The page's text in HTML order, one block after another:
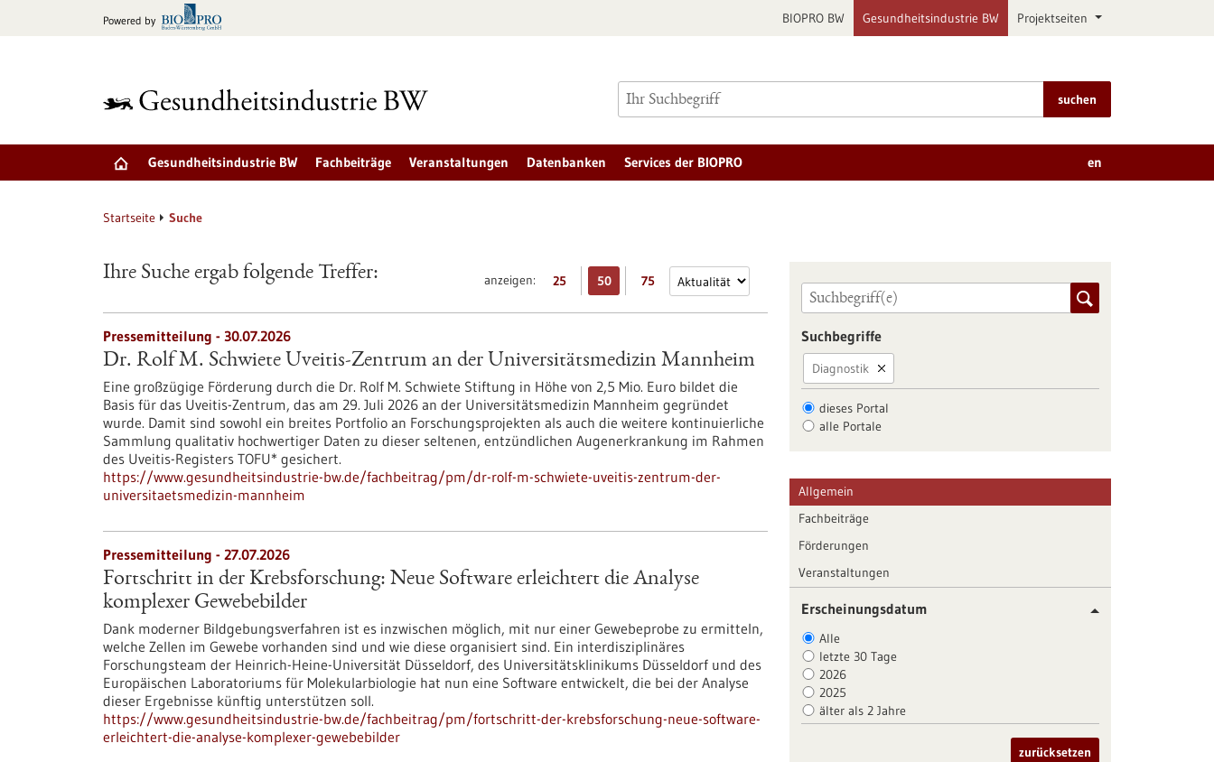
Powered by BIOPRO BW Gesundheitsindustrie BW Projektseiten
suchen
Gesundheitsindustrie BW Fachbeiträge Veranstaltungen Datenbanken Services der BIOPRO en
Startseite Suche
anzeigen: 25 50 75
Ihre Suche ergab folgende Treffer:
Pressemitteilung - 30.07.2026
Dr. Rolf M. Schwiete Uveitis-Zentrum an der Universitätsmedizin Mannheim
Eine großzügige Förderung durch die Dr. Rolf M. Schwiete Stiftung in Höhe von 2,5 Mio. Euro bildet die
Basis für das Uveitis-Zentrum, das am 29. Juli 2026 an der Universitätsmedizin Mannheim gegründet
wurde. Damit sind sowohl ein breites Portfolio an Forschungsprojekten als auch die weitere kontinuierliche
Sammlung qualitativ hochwertiger Daten zu dieser seltenen, entzündlichen Augenerkrankung im Rahmen
des Uveitis-Registers TOFU* gesichert.
https://www.gesundheitsindustrie-bw.de/fachbeitrag/pm/dr-rolf-m-schwiete-uveitis-zentrum-der-
universitaetsmedizin-mannheim
Pressemitteilung - 27.07.2026
Fortschritt in der Krebsforschung: Neue Software erleichtert die Analyse
komplexer Gewebebilder
Dank moderner Bildgebungsverfahren ist es inzwischen möglich, mit nur einer Gewebeprobe zu ermitteln,
welche Zellen im Gewebe vorhanden sind und wie diese organisiert sind. Ein interdisziplinäres
Forschungsteam der Heinrich-Heine-Universität Düsseldorf, des Universitätsklinikums Düsseldorf und des
Europäischen Laboratoriums für Molekularbiologie hat nun eine Software entwickelt, die bei der Analyse
dieser Ergebnisse künftig unterstützen soll.
https://www.gesundheitsindustrie-bw.de/fachbeitrag/pm/fortschritt-der-krebsforschung-neue-software-
erleichtert-die-analyse-komplexer-gewebebilder
Suchbegriffe
Diagnostik
dieses Portal
alle Portale
Allgemein
Fachbeiträge
Förderungen
Veranstaltungen
Erscheinungsdatum
Alle
letzte 30 Tage
2026
2025
älter als 2 Jahre
zurücksetzen